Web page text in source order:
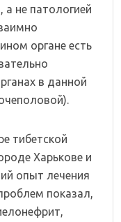
не патологией
органе есть
в данной
тибетской
Харькове и
опыт лечения
показал,